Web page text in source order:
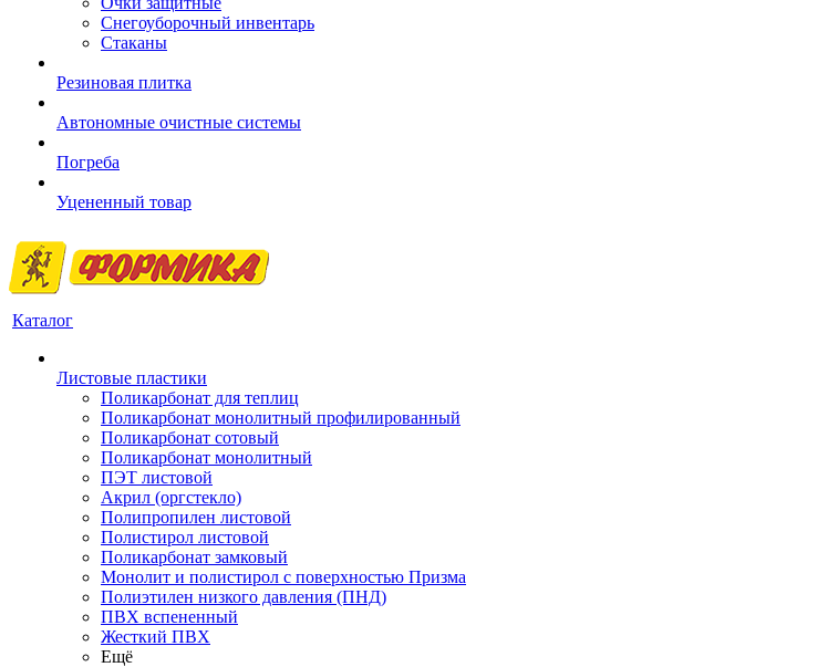
Снегоуборочный инвентарь
Стаканы
Резиновая плитка
Автономные очистные системы
Погреба
Уцененный товар
Каталог
Листовые пластики
Поликарбонат для теплиц
Поликарбонат монолитный профилированный
Поликарбонат сотовый
Поликарбонат монолитный
ПЭТ листовой
Акрил (оргстекло)
Полипропилен листовой
Полистирол листовой
Поликарбонат замковый
Монолит и полистирол с поверхностью Призма
Полиэтилен низкого давления (ПНД)
ПВХ вспененный
Жесткий ПВХ
Ещё